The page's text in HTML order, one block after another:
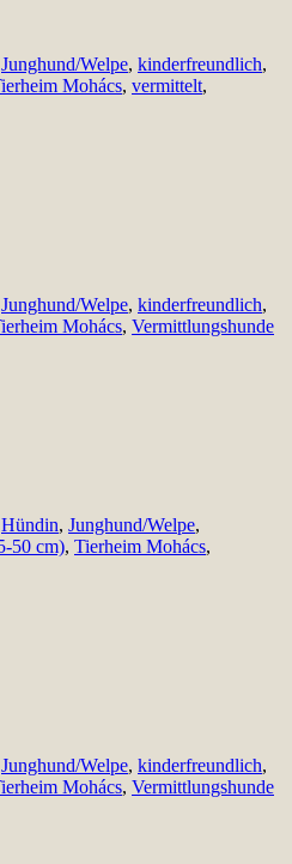
Junghund/Welpe, kinderfreundlich,
Mohács, vermittelt,
Junghund/Welpe, kinderfreundlich,
Mohács, Vermittlungshunde
Hündin, Junghund/Welpe,
50 cm), Tierheim Mohács,
Junghund/Welpe, kinderfreundlich,
Mohács, Vermittlungshunde